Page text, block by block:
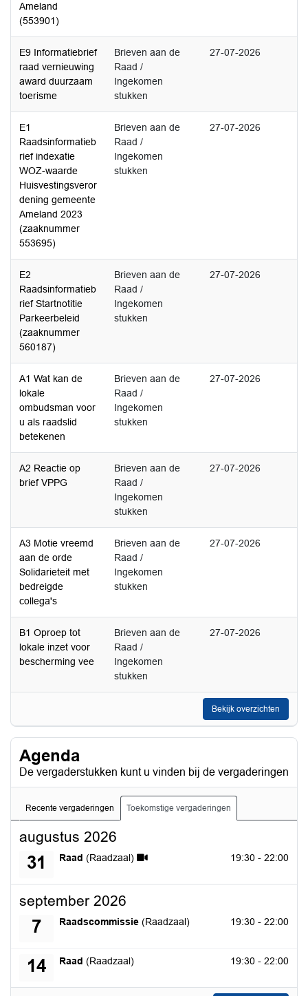
Ameland
(553901)
E9 Informatiebrief
raad vernieuwing
award duurzaam
toerisme
Brieven aan de
Raad /
Ingekomen
stukken
27-07-2026
E1
Raadsinformatieb
rief indexatie
WOZ-waarde
Huisvestingsveror
dening gemeente
Ameland 2023
(zaaknummer
553695)
Brieven aan de
Raad /
Ingekomen
stukken
27-07-2026
E2
Raadsinformatieb
rief Startnotitie
Parkeerbeleid
(zaaknummer
560187)
Brieven aan de
Raad /
Ingekomen
stukken
27-07-2026
A1 Wat kan de
lokale
ombudsman voor
u als raadslid
betekenen
Brieven aan de
Raad /
Ingekomen
stukken
27-07-2026
A2 Reactie op
brief VPPG
Brieven aan de
Raad /
Ingekomen
stukken
27-07-2026
A3 Motie vreemd
aan de orde
Solidarieteit met
bedreigde
collega's
Brieven aan de
Raad /
Ingekomen
stukken
27-07-2026
B1 Oproep tot
lokale inzet voor
bescherming vee
Brieven aan de
Raad /
Ingekomen
stukken
27-07-2026
Bekijk overzichten
Agenda
De vergaderstukken kunt u vinden bij de vergaderingen
Recente vergaderingen Toekomstige vergaderingen
augustus 2026
31 Raad (Raadzaal) Video beschikbaar
maandag 31 augustus 2026 19:30 - 22:00
september 2026
7 Raadscommissie (Raadzaal)
maandag 7 september 2026 19:30 - 22:00
14 Raad (Raadzaal)
maandag 14 september 2026 19:30 - 22:00